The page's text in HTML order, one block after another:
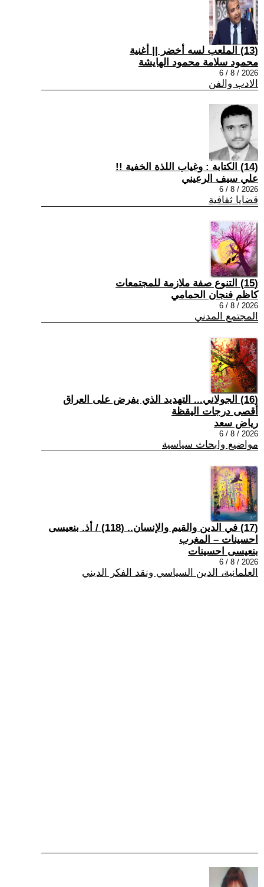
(13) الملعب لسه أخضر || أغنية
محمود سلامة محمود الهايشة
2026 / 8 / 6
الادب والفن
(14) الكتابة : وغياب اللذة الخفية !!
علي سيف الرعيني
2026 / 8 / 6
قضايا ثقافية
(15) التنوع صفة ملازمة للمجتمعات
كاظم فنجان الحمامي
2026 / 8 / 6
المجتمع المدني
(16) الجولاني... التهديد الذي يفرض على العراق
أقصى درجات اليقظة
رياض سعد
2026 / 8 / 6
مواضيع وابحاث سياسية
(17) في الدين والقيم والإنسان.. (118) / أذ. بنعيسى
احسينات – المغرب
بنعيسى احسينات
2026 / 8 / 6
العلمانية، الدين السياسي ونقد الفكر الديني